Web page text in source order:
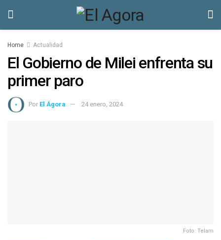
Home Actualidad
El Gobierno de Milei enfrenta su
primer paro
Por El Ágora 24 enero, 2024
Foto: Telam